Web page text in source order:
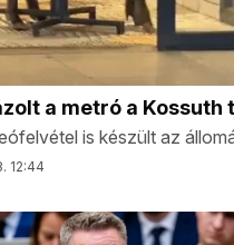
a metró a Kossuth
is készült az
12:44